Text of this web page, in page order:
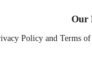
Our
Policy and Terms